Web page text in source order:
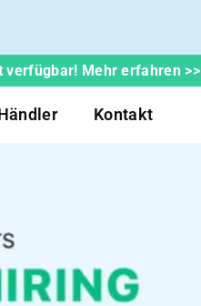
verfügbar! Mehr erfahren >>
Kontakt